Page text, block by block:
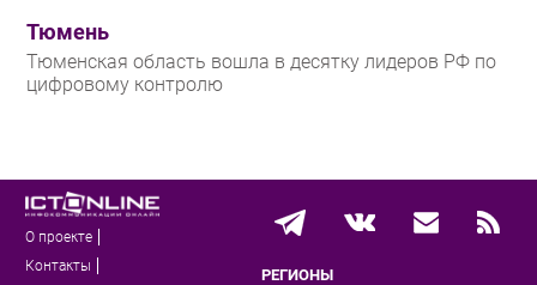
Тюмень
Тюменская область вошла в десятку лидеров РФ по
цифровому контролю
О проекте
Контакты
РЕГИОНЫ